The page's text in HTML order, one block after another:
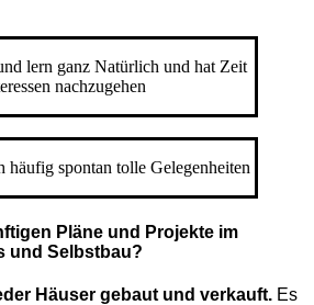
lern ganz Natürlich und hat Zeit
nachzugehen
häufig spontan tolle Gelegenheiten
Pläne und Projekte im
und Selbstbau?
Häuser gebaut und verkauft. Es